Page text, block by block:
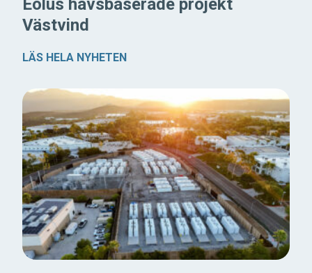
Eolus havsbaserade projekt
Västvind
LÄS HELA NYHETEN